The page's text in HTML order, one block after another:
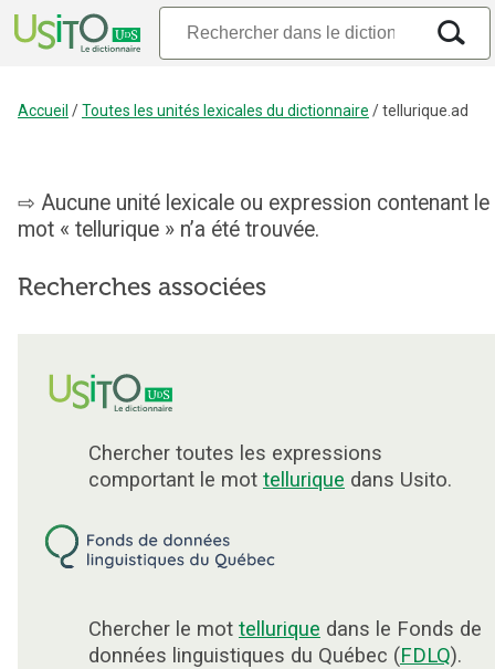
Accueil /Toutes les unités lexicales du dictionnaire /tellurique.ad
Aucune unité lexicale ou expression contenant le
mot « tellurique » n’a été trouvée.
Recherches associées
Chercher toutes les expressions
comportant le mot tellurique dans Usito.
Chercher le mot tellurique dans le Fonds de
données linguistiques du Québec (FDLQ).